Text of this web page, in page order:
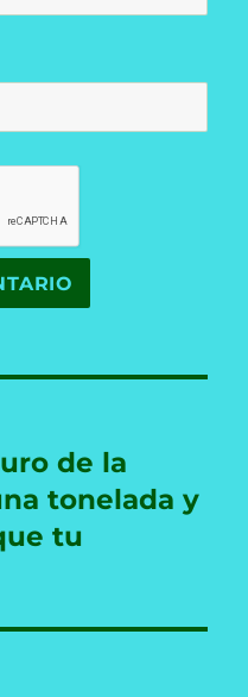
de la
tonelada y
tu